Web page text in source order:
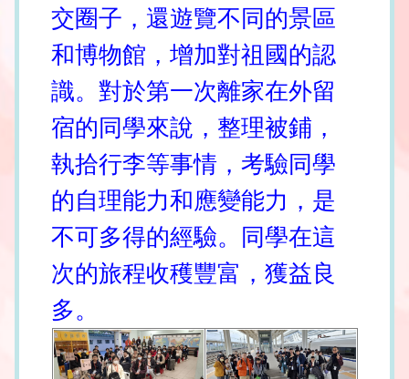
交圈子，還遊覽不同的景區
和博物館，增加對祖國的認
識。對於第一次離家在外留
宿的同學來說，整理被鋪，
執拾行李等事情，考驗同學
的自理能力和應變能力，是
不可多得的經驗。同學在這
次的旅程收穫豐富，獲益良
多。